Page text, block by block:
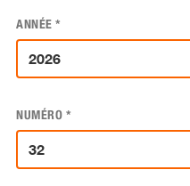
ANNÉE *
NUMÉRO *